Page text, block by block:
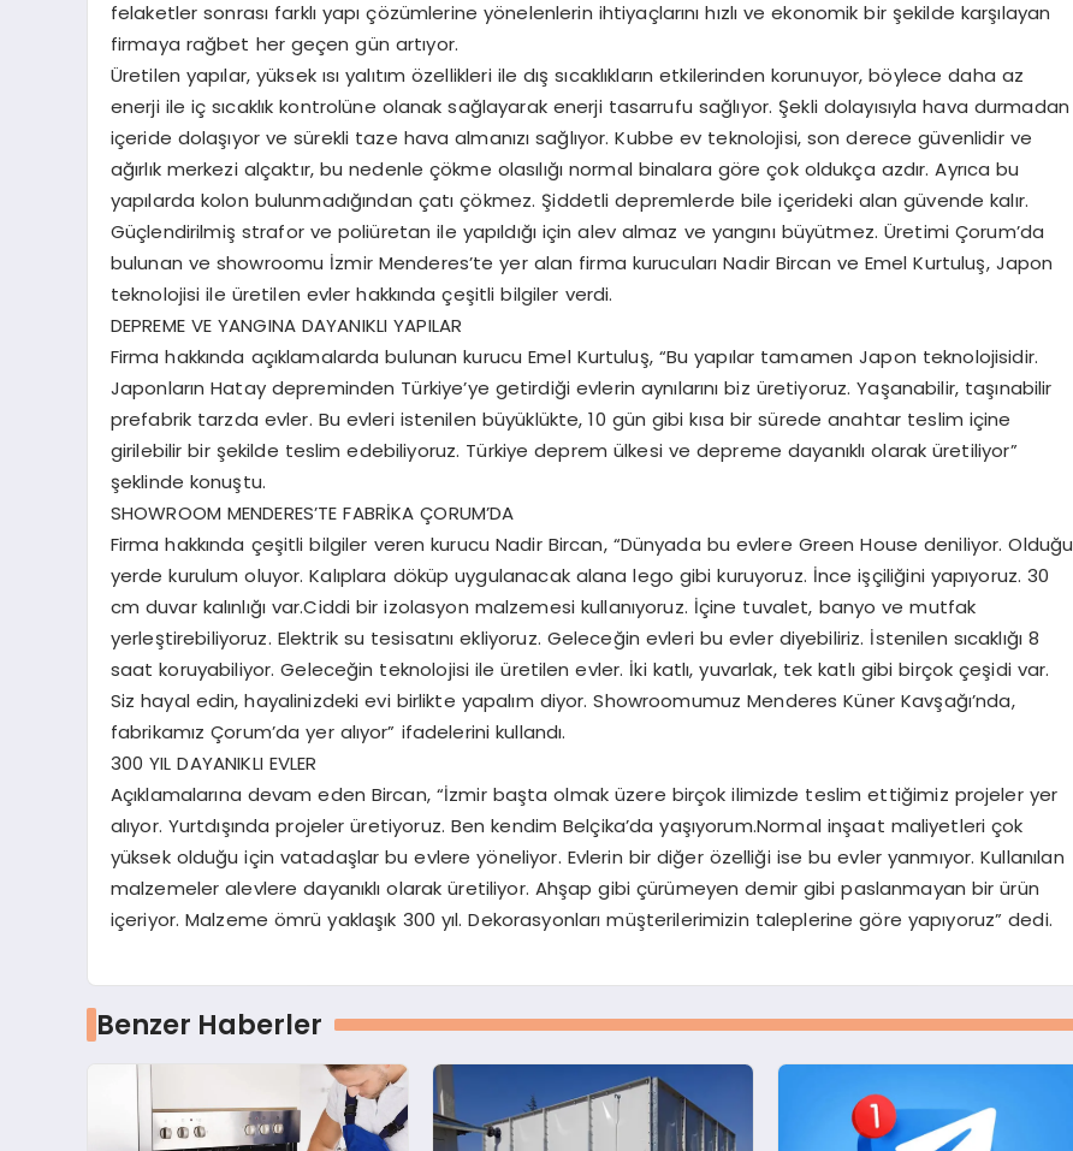
felaketler sonrası farklı yapı çözümlerine yönelenlerin ihtiyaçlarını hızlı ve ekonomik bir şekilde karşılayan
firmaya rağbet her geçen gün artıyor.
Üretilen yapılar, yüksek ısı yalıtım özellikleri ile dış sıcaklıkların etkilerinden korunuyor, böylece daha az
enerji ile iç sıcaklık kontrolüne olanak sağlayarak enerji tasarrufu sağlıyor. Şekli dolayısıyla hava durmadan
içeride dolaşıyor ve sürekli taze hava almanızı sağlıyor. Kubbe ev teknolojisi, son derece güvenlidir ve
ağırlık merkezi alçaktır, bu nedenle çökme olasılığı normal binalara göre çok oldukça azdır. Ayrıca bu
yapılarda kolon bulunmadığından çatı çökmez. Şiddetli depremlerde bile içerideki alan güvende kalır.
Güçlendirilmiş strafor ve poliüretan ile yapıldığı için alev almaz ve yangını büyütmez. Üretimi Çorum’da
bulunan ve showroomu İzmir Menderes’te yer alan firma kurucuları Nadir Bircan ve Emel Kurtuluş, Japon
teknolojisi ile üretilen evler hakkında çeşitli bilgiler verdi.
DEPREME VE YANGINA DAYANIKLI YAPILAR
Firma hakkında açıklamalarda bulunan kurucu Emel Kurtuluş, “Bu yapılar tamamen Japon teknolojisidir.
Japonların Hatay depreminden Türkiye’ye getirdiği evlerin aynılarını biz üretiyoruz. Yaşanabilir, taşınabilir
prefabrik tarzda evler. Bu evleri istenilen büyüklükte, 10 gün gibi kısa bir sürede anahtar teslim içine
girilebilir bir şekilde teslim edebiliyoruz. Türkiye deprem ülkesi ve depreme dayanıklı olarak üretiliyor”
şeklinde konuştu.
SHOWROOM MENDERES’TE FABRİKA ÇORUM’DA
Firma hakkında çeşitli bilgiler veren kurucu Nadir Bircan, “Dünyada bu evlere Green House deniliyor. Olduğu
yerde kurulum oluyor. Kalıplara döküp uygulanacak alana lego gibi kuruyoruz. İnce işçiliğini yapıyoruz. 30
cm duvar kalınlığı var.Ciddi bir izolasyon malzemesi kullanıyoruz. İçine tuvalet, banyo ve mutfak
yerleştirebiliyoruz. Elektrik su tesisatını ekliyoruz. Geleceğin evleri bu evler diyebiliriz. İstenilen sıcaklığı 8
saat koruyabiliyor. Geleceğin teknolojisi ile üretilen evler. İki katlı, yuvarlak, tek katlı gibi birçok çeşidi var.
Siz hayal edin, hayalinizdeki evi birlikte yapalım diyor. Showroomumuz Menderes Küner Kavşağı’nda,
fabrikamız Çorum’da yer alıyor” ifadelerini kullandı.
300 YIL DAYANIKLI EVLER
Açıklamalarına devam eden Bircan, “İzmir başta olmak üzere birçok ilimizde teslim ettiğimiz projeler yer
alıyor. Yurtdışında projeler üretiyoruz. Ben kendim Belçika’da yaşıyorum.Normal inşaat maliyetleri çok
yüksek olduğu için vatadaşlar bu evlere yöneliyor. Evlerin bir diğer özelliği ise bu evler yanmıyor. Kullanılan
malzemeler alevlere dayanıklı olarak üretiliyor. Ahşap gibi çürümeyen demir gibi paslanmayan bir ürün
içeriyor. Malzeme ömrü yaklaşık 300 yıl. Dekorasyonları müşterilerimizin taleplerine göre yapıyoruz” dedi.
Benzer Haberler